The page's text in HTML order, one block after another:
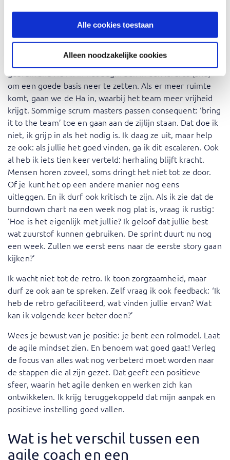
Alle cookies toestaan
Alleen noodzakelijke cookies
Is er een Fina-aanpak van agile
transformaties?
Dat is hoe je je als persoon naar een team opstelt. Ik
om een goede basis neer te zetten. Als er meer ruimte
komt, gaan we de Ha in, waarbij het team meer vrijheid
krijgt. Sommige scrum masters passen consequent: ‘bring
it to the team’ toe en gaan aan de zijlijn staan. Dat doe ik
niet, ik grijp in als het nodig is. Ik daag ze uit, maar help
ze ook: als jullie het goed vinden, ga ik dit escaleren. Ook
al heb ik iets tien keer verteld: herhaling blijft kracht.
Mensen horen zoveel, soms dringt het niet tot ze door.
Of je kunt het op een andere manier nog eens
uitleggen. En ik durf ook kritisch te zijn. Als ik zie dat de
burndown chart na een week nog plat is, vraag ik rustig:
‘Hoe is het eigenlijk met jullie? Ik geloof dat jullie best
wat zuurstof kunnen gebruiken. De sprint duurt nu nog
een week. Zullen we eerst eens naar de eerste story gaan
kijken?’
Ik wacht niet tot de retro. Ik toon zorgzaamheid, maar
durf ze ook aan te spreken. Zelf vraag ik ook feedback: ‘Ik
heb de retro gefaciliteerd, wat vinden jullie ervan? Wat
kan ik volgende keer beter doen?’
Wees je bewust van je positie: je bent een rolmodel. Laat
de agile mindset zien. En benoem wat goed gaat! Verleg
de focus van alles wat nog verbeterd moet worden naar
de stappen die al zijn gezet. Dat geeft een positieve
sfeer, waarin het agile denken en werken zich kan
ontwikkelen. Ik krijg teruggekoppeld dat mijn aanpak en
positieve instelling goed vallen.
Wat is het verschil tussen een
agile coach en een